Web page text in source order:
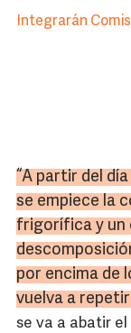
Integrarán
“A partir del
se empiece la
frigorífica y un
por encima de
vuelva a
se va a abatir